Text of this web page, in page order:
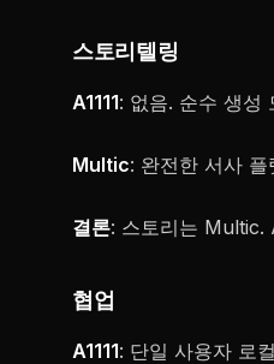
스토리텔링
A1111: 없음. 순수 생성
Multic: 완전한 서사 플
결론: 스토리는 Multic.
협업
A1111: 단일 사용자 로